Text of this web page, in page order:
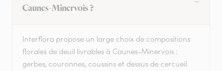
Caunes-Minervois ?
Interflora propose un large choix de compositions
florales de deuil livrables à Caunes-Minervois :
gerbes, couronnes, coussins et dessus de cercueil.